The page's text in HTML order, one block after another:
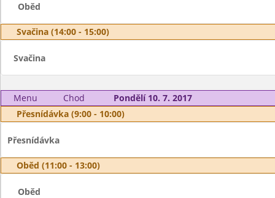
Oběd
Svačina (14:00 - 15:00)
Svačina
Menu Chod
Pondělí 10. 7. 2017
Přesnídávka (9:00 - 10:00)
Přesnídávka
Oběd (11:00 - 13:00)
Oběd